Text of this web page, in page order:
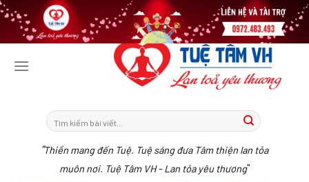
Tiếp
tục
tới
"Thiền mang đến Tuệ. Tuệ sáng đưa Tâm thiện lan tỏa
muôn nơi. Tuệ Tâm VH - Lan tỏa yêu thương"